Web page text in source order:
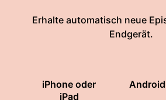
Erhalte automatisch neue
Endgerät.
iPhone oder
iPad
Android